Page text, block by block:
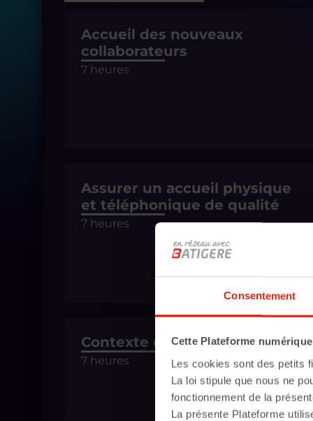
Consentement
Cette Plateforme
Les cookies sont des petits
La loi stipule que nous ne
fonctionnement de la
La présente Plateforme
Accueil des nouveaux
collaborateurs
7 heures
Assurer un accueil physique
et téléphonique de qualité
7 heures
Contexte du logement social
7 heures